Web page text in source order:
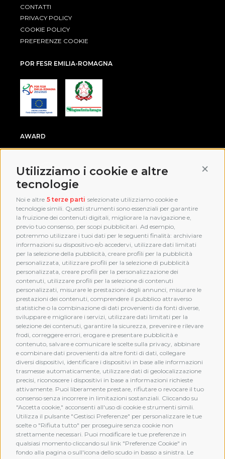
Utilizziamo i cookie e altre
tecnologie
Noi e altre 5 terze parti selezionate utilizziamo cookie e
tecnologie simili. Questi strumenti sono essenziali per garantire
la fruizione dei contenuti digitali, migliorare la navigazione e,
previo tuo consenso, per scopi pubblicitari. Ad esempio,
potremmo utilizzare i tuoi dati per le seguenti finalità: archiviare
informazioni su dispositivo e/o accedervi, utilizzare dati limitati
per la selezione della pubblicità, creare profili per la pubblicità
personalizzata, utilizzare profili per la selezione di pubblicità
personalizzata, creare profili per la personalizzazione dei
contenuti, utilizzare profili per la selezione di contenuti
personalizzati, misurare le prestazioni degli annunci, misurare le
prestazioni dei contenuti, comprendere il pubblico attraverso
statistiche o la combinazione di dati provenienti da fonti diverse,
sviluppare e migliorare i servizi, utilizzare dati limitati per la
selezione dei contenuti, garantire la sicurezza, prevenire e rilevare
frodi, correggere errori, erogare e presentare pubblicità e
contenuto, salvare e comunicare le scelte sulla privacy, abbinare
e combinare dati provenienti da altre fonti di dati, collegare
diversi dispositivi, identificare i dispositivi in base alle informazioni
trasmesse automaticamente, utilizzare dati di geolocalizzazione
precisi, riconoscere i dispositivi in base a informazioni richieste
attivamente. Puoi liberamente prestare, rifiutare o revocare il tuo
consenso senza incorrere in limitazioni sostanziali. Cliccando su
"Accetta cookie," acconsenti all'uso di cookie e strumenti simili.
Utilizza il pulsante "Gestisci Preferenze" per personalizzare le tue
scelte o "Rifiuta tutto" per proseguire senza cookie non
strettamente necessari. Puoi modificare le tue preferenze in
qualsiasi momento cliccando sul link "Preferenze Cookie" in
fondo alla pagina o sull'icona dello scudo in basso a sinistra. Le
CONTATTI
PRIVACY POLICY
COOKIE POLICY
PREFERENZE COOKIE
POR FESR EMILIA-ROMAGNA
AWARD
MEMBERSHIP